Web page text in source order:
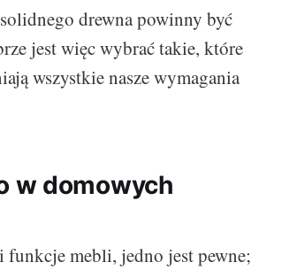
drewna powinny być
jest więc wybrać takie, które
wszystkie nasze wymagania
w domowych
mebli, jedno jest pewne;